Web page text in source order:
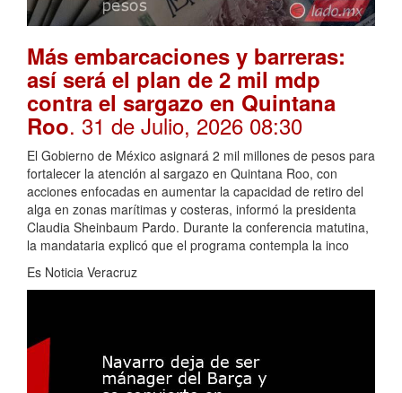
Más embarcaciones y barreras:
así será el plan de 2 mil mdp
contra el sargazo en Quintana
Roo. 31 de Julio, 2026 08:30
El Gobierno de México asignará 2 mil millones de pesos para
fortalecer la atención al sargazo en Quintana Roo, con
acciones enfocadas en aumentar la capacidad de retiro del
alga en zonas marítimas y costeras, informó la presidenta
Claudia Sheinbaum Pardo. Durante la conferencia matutina,
la mandataria explicó que el programa contempla la inco
Es Noticia Veracruz